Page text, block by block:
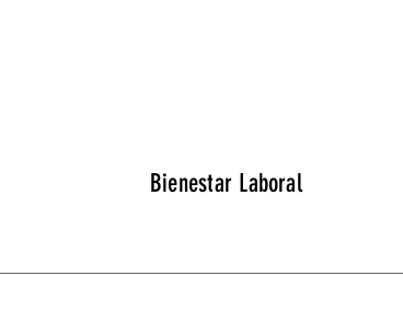
Bienestar Laboral